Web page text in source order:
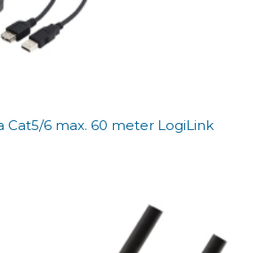
Cat5/6 max. 60 meter LogiLink